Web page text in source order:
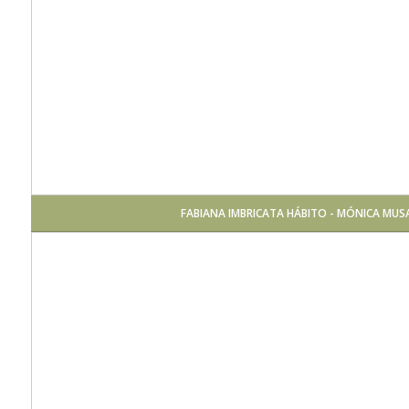
FABIANA IMBRICATA HÁBITO - MÓNICA